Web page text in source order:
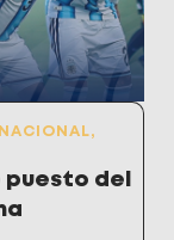
,
puesto del